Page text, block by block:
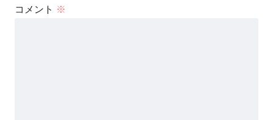
コメント ※